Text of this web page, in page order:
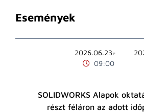
Események
2026.06.23.
09:00
SOLIDWORKS Alapok
részt féláron az adott